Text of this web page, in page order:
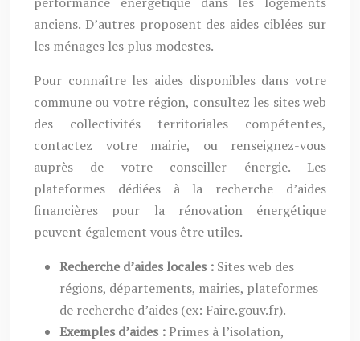
anciens. D’autres proposent des aides ciblées sur
les ménages les plus modestes.
Pour connaître les aides disponibles dans votre
commune ou votre région, consultez les sites web
des collectivités territoriales compétentes,
contactez votre mairie, ou renseignez-vous
auprès de votre conseiller énergie. Les
plateformes dédiées à la recherche d’aides
financières pour la rénovation énergétique
peuvent également vous être utiles.
Recherche d’aides locales : Sites web des
régions, départements, mairies, plateformes
de recherche d’aides (ex: Faire.gouv.fr).
Exemples d’aides : Primes à l’isolation,